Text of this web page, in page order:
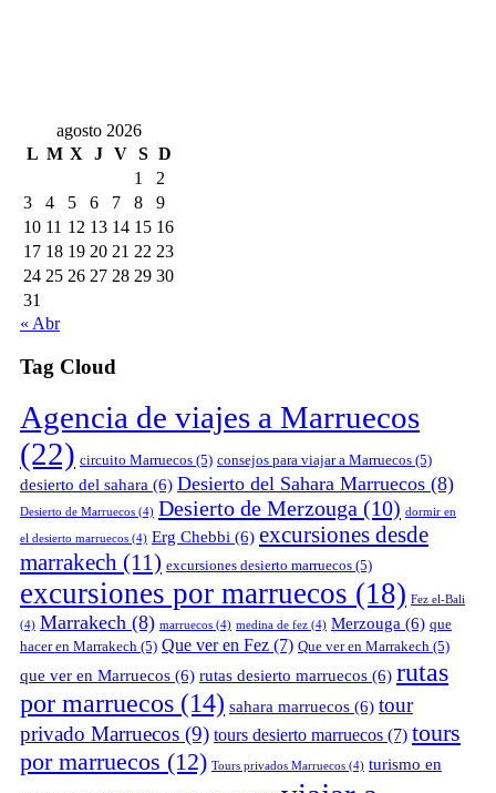
agosto 2026
L M X J V S D
1
2
3
4 5 6 7 8
9
10 11 12 13 14 15 16
17 18 19 20 21 22 23
24 25 26 27 28 29 30
31
« Abr
Tag Cloud
Agencia de viajes a Marruecos
(22) circuito Marruecos (5) consejos para viajar a Marruecos (5)
desierto del sahara (6) Desierto del Sahara Marruecos (8)
Desierto de Marruecos (4) Desierto de Merzouga (10) dormir en
el desierto marruecos (4) Erg Chebbi (6) excursiones desde
marrakech (11) excursiones desierto marruecos (5)
excursiones por marruecos (18) Fez el-Bali
(4) Marrakech (8) marruecos (4) medina de fez (4) Merzouga (6) que
hacer en Marrakech (5) Que ver en Fez (7) Que ver en Marrakech (5)
que ver en Marruecos (6) rutas desierto marruecos (6) rutas
por marruecos (14) sahara marruecos (6) tour
privado Marruecos (9) tours desierto marruecos (7) tours
por marruecos (12) Tours privados Marruecos (4) turismo en